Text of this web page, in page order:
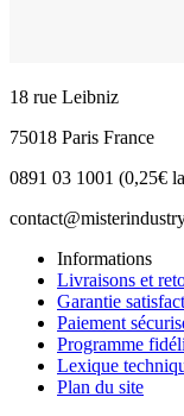
18 rue Leibniz
75018 Paris France
0891 03 1001 (0,25€
Informations
Livraisons et
Garantie
Paiement
Programme
Lexique
Plan du site